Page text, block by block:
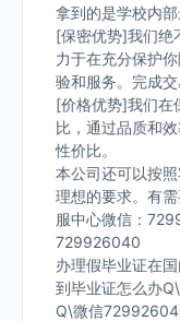
拿到的是学校内部
[保密优势]我们绝
力于在充分保护
验和服务。完成
[价格优势]我们在
比，通过品质和
性价比。
本公司还可以按
理想的要求。有
服中心微信：
729926040
办理假毕业证在
到毕业证怎么办
Q\微信